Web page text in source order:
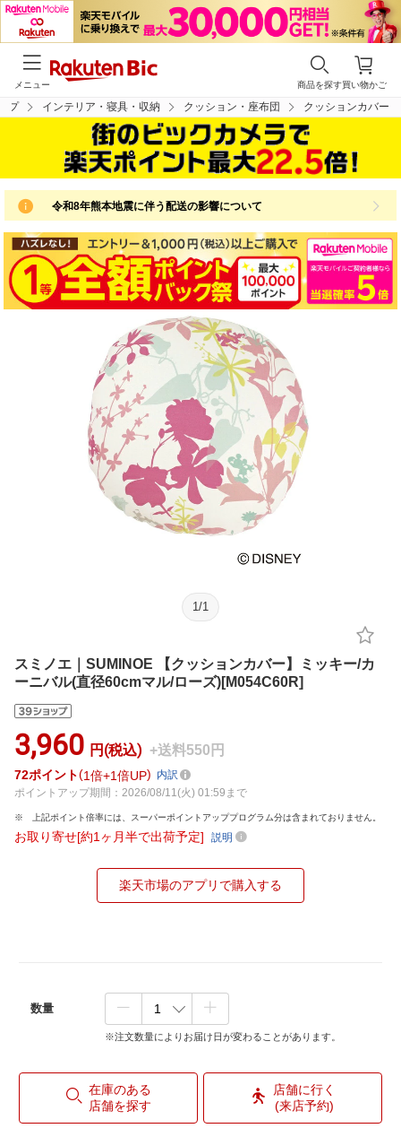
買い物かご
商品を探す
メニュー
プ インテリア・寝具・収納 クッション・座布団 クッションカバー
令和8年熊本地震に伴う配送の影響について
1 /1
スミノエ｜SUMINOE 【クッションカバー】ミッキー/カ
ーニバル(直径60cmマル/ローズ)[M054C60R]
3,960 円(税込) +送料550円
72ポイント 1倍 1倍UP
内訳
ポイントアップ期間：2026/08/11(火) 01:59まで
上記ポイント倍率には、スーパーポイントアッププログラム分は含まれておりません。
お取り寄せ[約1ヶ月半で出荷予定] 説明
楽天市場のアプリで購入する
数量
※注文数量によりお届け日が変わることがあります。
在庫のある
店舗を探す
店舗に行く
(来店予約)